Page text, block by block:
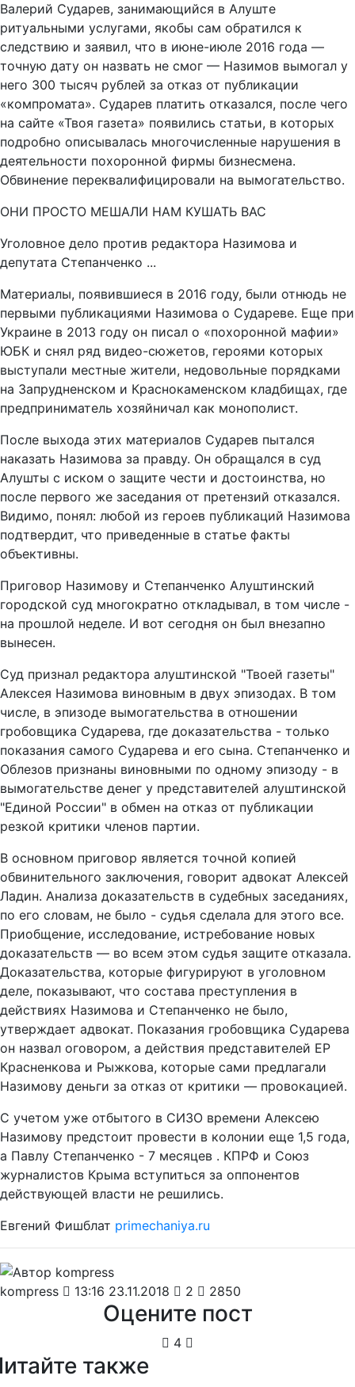
Валерий Сударев, занимающийся в Алуште
ритуальными услугами, якобы сам обратился к
следствию и заявил, что в июне-июле 2016 года —
точную дату он назвать не смог — Назимов вымогал у
него 300 тысяч рублей за отказ от публикации
«компромата». Сударев платить отказался, после чего
на сайте «Твоя газета» появились статьи, в которых
подробно описывалась многочисленные нарушения в
деятельности похоронной фирмы бизнесмена.
Обвинение переквалифицировали на вымогательство.
ОНИ ПРОСТО МЕШАЛИ НАМ КУШАТЬ ВАС
Уголовное дело против редактора Назимова и
депутата Степанченко ...
Материалы, появившиеся в 2016 году, были отнюдь не
первыми публикациями Назимова о Судареве. Еще при
Украине в 2013 году он писал о «похоронной мафии»
ЮБК и снял ряд видео-сюжетов, героями которых
выступали местные жители, недовольные порядками
на Запрудненском и Краснокаменском кладбищах, где
предприниматель хозяйничал как монополист.
После выхода этих материалов Сударев пытался
наказать Назимова за правду. Он обращался в суд
Алушты с иском о защите чести и достоинства, но
после первого же заседания от претензий отказался.
Видимо, понял: любой из героев публикаций Назимова
подтвердит, что приведенные в статье факты
объективны.
Приговор Назимову и Степанченко Алуштинский
городской суд многократно откладывал, в том числе -
на прошлой неделе. И вот сегодня он был внезапно
вынесен.
Суд признал редактора алуштинской "Твоей газеты"
Алексея Назимова виновным в двух эпизодах. В том
числе, в эпизоде вымогательства в отношении
гробовщика Сударева, где доказательства - только
показания самого Сударева и его сына. Степанченко и
Облезов признаны виновными по одному эпизоду - в
вымогательстве денег у представителей алуштинской
"Единой России" в обмен на отказ от публикации
резкой критики членов партии.
В основном приговор является точной копией
обвинительного заключения, говорит адвокат Алексей
Ладин. Анализа доказательств в судебных заседаниях,
по его словам, не было - судья сделала для этого все.
Приобщение, исследование, истребование новых
доказательств — во всем этом судья защите отказала.
Доказательства, которые фигурируют в уголовном
деле, показывают, что состава преступления в
действиях Назимова и Степанченко не было,
утверждает адвокат. Показания гробовщика Сударева
он назвал оговором, а действия представителей ЕР
Красненкова и Рыжкова, которые сами предлагали
Назимову деньги за отказ от критики — провокацией.
С учетом уже отбытого в СИЗО времени Алексею
Назимову предстоит провести в колонии еще 1,5 года,
а Павлу Степанченко - 7 месяцев . КПРФ и Союз
журналистов Крыма вступиться за оппонентов
действующей власти не решились.
Евгений Фишблат primechaniya.ru
kompress 13:16 23.11.2018 2 2850
Оцените пост
4
также